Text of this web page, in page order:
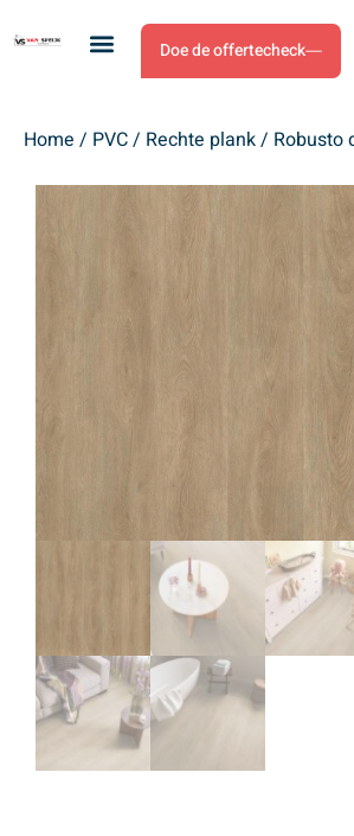
Doe de offertecheck
Home / PVC/ Rechte plank/ Robusto